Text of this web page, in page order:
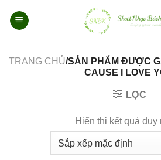
qua
TRANG CHỦ/SẢN PHẨM ĐƯỢC
CAUSE I LOVE
LỌC
Hiển thị kết quả duy